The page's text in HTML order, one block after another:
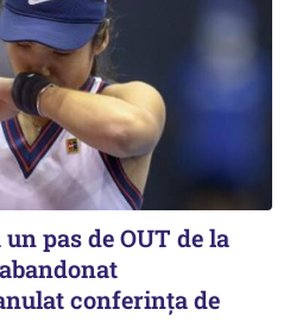
pas de OUT de la
conferința de